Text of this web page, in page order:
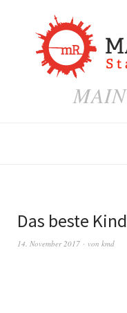
Das beste
14. November 2017 von kmd